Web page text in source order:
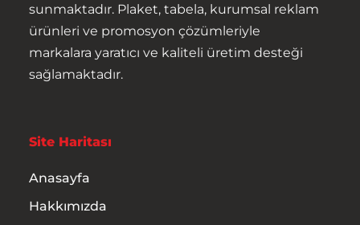
sunmaktadır. Plaket, tabela, kurumsal reklam
ürünleri ve promosyon çözümleriyle
markalara yaratıcı ve kaliteli üretim desteği
sağlamaktadır.
Site Haritası
Anasayfa
Hakkımızda
Ürünler